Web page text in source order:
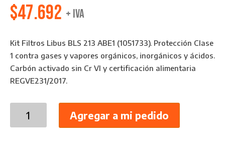
$47.692 + IVA
Kit Filtros Libus BLS 213 ABE1 (1051733). Protección Clase
1 contra gases y vapores orgánicos, inorgánicos y ácidos.
Carbón activado sin Cr VI y certificación alimentaria
REGVE231/2017.
Filtros
Agregar a mi pedido